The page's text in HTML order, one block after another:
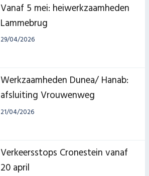
Vanaf 5 mei: heiwerkzaamheden
Lammebrug
29/04/2026
Werkzaamheden Dunea/ Hanab:
afsluiting Vrouwenweg
21/04/2026
Verkeersstops Cronestein vanaf
20 april